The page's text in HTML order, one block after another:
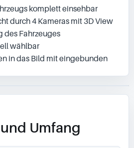
komplett einsehbar
durch 4 Kameras mit 3D View
des Fahrzeuges
wählbar
in das Bild mit eingebunden
Umfang